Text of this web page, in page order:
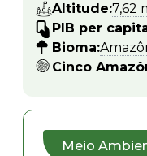
Altitude:7,62
PIB per
Bioma:
Cinco
Meio